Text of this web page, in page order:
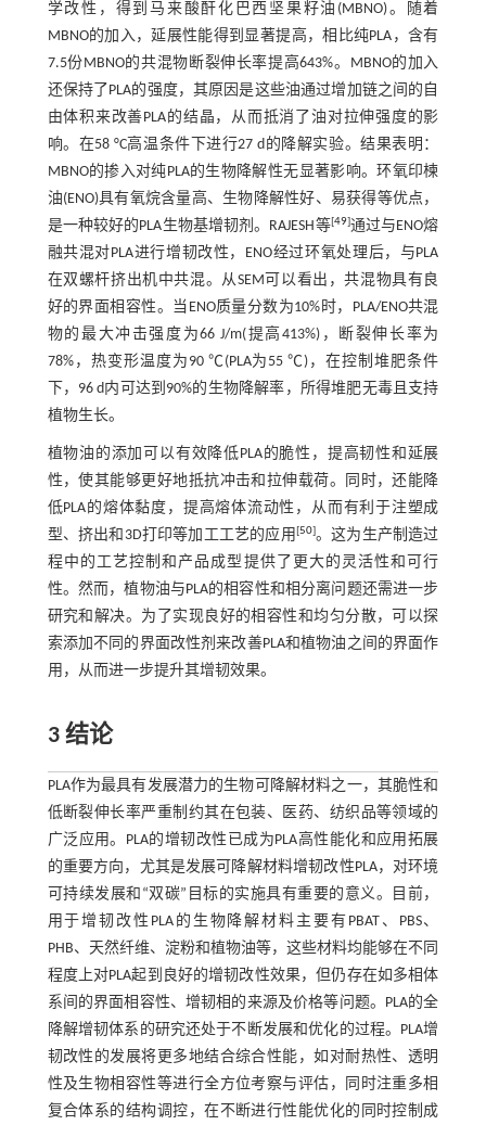
学改性，得到马来酸酐化巴西坚果籽油(MBNO)。随着
MBNO的加入，延展性能得到显著提高，相比纯PLA，含有
7.5份MBNO的共混物断裂伸长率提高643%。MBNO的加入
还保持了PLA的强度，其原因是这些油通过增加链之间的自
由体积来改善PLA的结晶，从而抵消了油对拉伸强度的影
响。在58 °C高温条件下进行27 d的降解实验。结果表明：
MBNO的掺入对纯PLA的生物降解性无显著影响。环氧印楝
油(ENO)具有氧烷含量高、生物降解性好、易获得等优点，
是一种较好的PLA生物基增韧剂。RAJESH等[49]通过与ENO熔
融共混对PLA进行增韧改性，ENO经过环氧处理后，与PLA
在双螺杆挤出机中共混。从SEM可以看出，共混物具有良
好的界面相容性。当ENO质量分数为10%时，PLA/ENO共混
物的最大冲击强度为66 J/m(提高413%)，断裂伸长率为
78%，热变形温度为90 ℃(PLA为55 ℃)，在控制堆肥条件
下，96 d内可达到90%的生物降解率，所得堆肥无毒且支持
植物生长。
植物油的添加可以有效降低PLA的脆性，提高韧性和延展
性，使其能够更好地抵抗冲击和拉伸载荷。同时，还能降
低PLA的熔体黏度，提高熔体流动性，从而有利于注塑成
型、挤出和3D打印等加工工艺的应用 [50]。这为生产制造过
程中的工艺控制和产品成型提供了更大的灵活性和可行
性。然而，植物油与PLA的相容性和相分离问题还需进一步
研究和解决。为了实现良好的相容性和均匀分散，可以探
索添加不同的界面改性剂来改善PLA和植物油之间的界面作
用，从而进一步提升其增韧效果。
3 结论
PLA作为最具有发展潜力的生物可降解材料之一，其脆性和
低断裂伸长率严重制约其在包装、医药、纺织品等领域的
广泛应用。PLA的增韧改性已成为PLA高性能化和应用拓展
的重要方向，尤其是发展可降解材料增韧改性PLA，对环境
可持续发展和“双碳”目标的实施具有重要的意义。目前，
用于增韧改性PLA的生物降解材料主要有PBAT、PBS、
PHB、天然纤维、淀粉和植物油等，这些材料均能够在不同
程度上对PLA起到良好的增韧改性效果，但仍存在如多相体
系间的界面相容性、增韧相的来源及价格等问题。PLA的全
降解增韧体系的研究还处于不断发展和优化的过程。PLA增
韧改性的发展将更多地结合综合性能，如对耐热性、透明
性及生物相容性等进行全方位考察与评估，同时注重多相
复合体系的结构调控，在不断进行性能优化的同时控制成